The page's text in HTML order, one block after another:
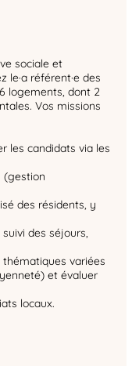
sociale et
le·a référent·e des
logements, dont 2
Vos missions
les candidats via les
(gestion
des résidents, y
des séjours,
variées
et évaluer
locaux.